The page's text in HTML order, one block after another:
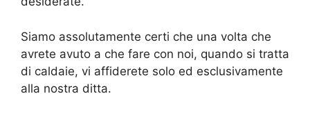
Siamo assolutamente certi che una volta che
avrete avuto a che fare con noi, quando si tratta
di caldaie, vi affiderete solo ed esclusivamente
alla nostra ditta.